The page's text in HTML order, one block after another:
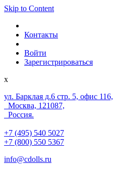
Skip to Content
Контакты
Войти
Зарегистрироваться
x
ул. Барклая д.6 стр. 5, офис 116,
Москва, 121087,
Россия.
+7 (495) 540 5027
+7 (800) 550 5367
info@cdolls.ru